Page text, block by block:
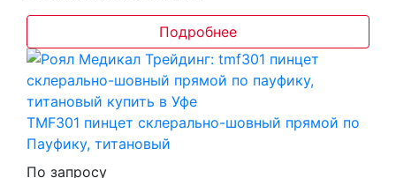
Подробнее
TMF301 пинцет склерально-шовный прямой по
Пауфику, титановый
По запросу